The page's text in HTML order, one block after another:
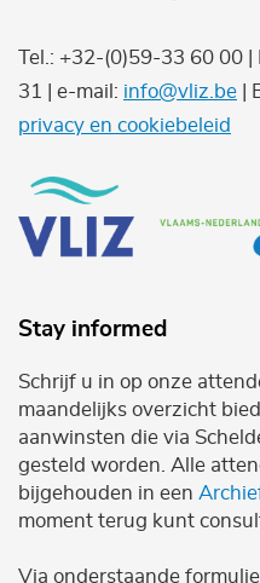
Tel.: +32-(0)59-33 60 00 |
31 | e-mail: info@vliz.be |
privacy en cookiebeleid
Stay informed
Schrijf u in op onze
maandelijks overzicht
aanwinsten die via
gesteld worden. Alle
bijgehouden in een
moment terug kunt
Via onderstaande